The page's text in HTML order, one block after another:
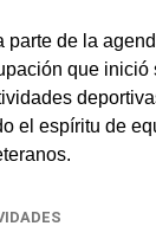
parte de la
que inició
el espíritu de